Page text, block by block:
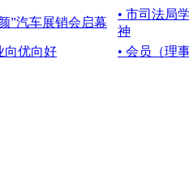
”汽车展销会启幕
• 市司法局
神
向优向好
• 会员（理